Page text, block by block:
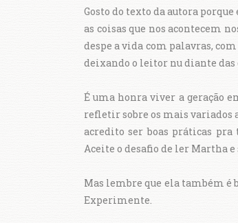
Gosto do texto da autora
as coisas que nos acontecem
despe a vida com palavras,
deixando o leitor nu diante das
É uma honra viver a geração
refletir sobre os mais variados
acredito ser boas práticas pra
Aceite o desafio de ler Martha
Mas lembre que ela também é
Experimente.